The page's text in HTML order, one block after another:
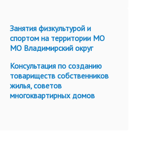
Занятия физкультурой и
спортом на территории МО
МО Владимирский округ
Консультация по созданию
товариществ собственников
жилья, советов
многоквартирных домов